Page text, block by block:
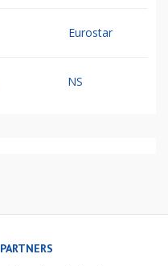
Eurostar
NS
PARTNERS